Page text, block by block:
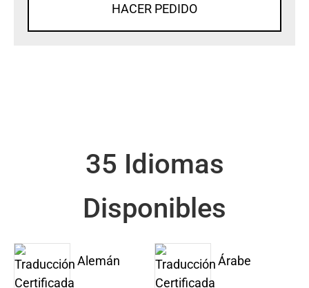
HACER PEDIDO
35 Idiomas
Disponibles
Alemán Árabe